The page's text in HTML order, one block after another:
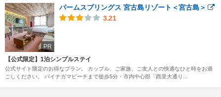
PR
パームスプリングス 宮古島リゾート＜宮古島＞
3.21
【公式限定】1泊シンプルステイ
公式サイト限定のお得なプラン。 カップル、ご家族、ご友人との快適なひと時をお過
ごしください。 パイナガマビーチまで徒歩5分・市内中心部「西里大通り...